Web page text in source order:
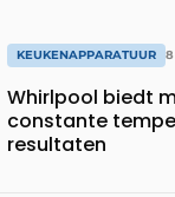
KEUKENAPPARATUUR 8
Whirlpool biedt
constante
resultaten